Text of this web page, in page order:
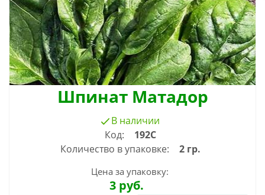
Шпинат Матадор
В наличии
Код:
192С
Количество в упаковке:
2 гр.
Цена за упаковку:
3 руб.